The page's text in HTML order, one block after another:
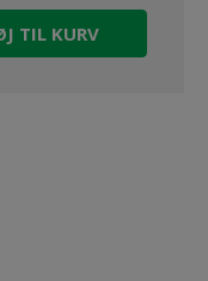
TIL KURV